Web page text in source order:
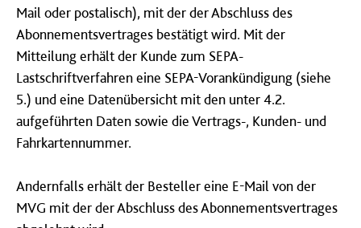
Mail oder postalisch), mit der der Abschluss des
Abonnementsvertrages bestätigt wird. Mit der
Mitteilung erhält der Kunde zum SEPA-
Lastschriftverfahren eine SEPA-Vorankündigung (siehe
5.) und eine Datenübersicht mit den unter 4.2.
aufgeführten Daten sowie die Vertrags-, Kunden- und
Fahrkartennummer.
Andernfalls erhält der Besteller eine E-Mail von der
MVG mit der der Abschluss des Abonnementsvertrages